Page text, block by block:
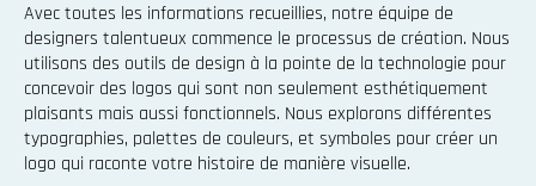
Avec toutes les informations recueillies, notre équipe de
designers talentueux commence le processus de création. Nous
utilisons des outils de design à la pointe de la technologie pour
concevoir des logos qui sont non seulement esthétiquement
plaisants mais aussi fonctionnels. Nous explorons différentes
typographies, palettes de couleurs, et symboles pour créer un
logo qui raconte votre histoire de manière visuelle.